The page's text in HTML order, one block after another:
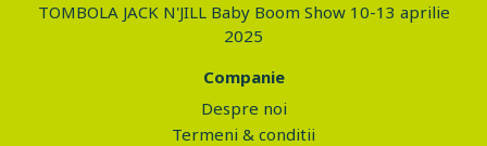
TOMBOLA JACK N'JILL Baby Boom Show 10-13 aprilie
2025
Companie
Despre noi
Termeni & conditii